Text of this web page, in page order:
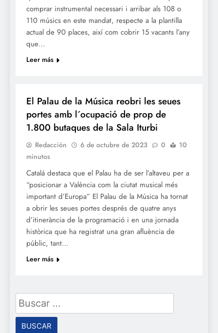
comprar instrumental necessari i arribar als 108 o
110 músics en este mandat, respecte a la plantilla
actual de 90 places, així com cobrir 15 vacants l’any
que…
Leer más
El Palau de la Música reobri les seues
portes amb l´ocupació de prop de
1.800 butaques de la Sala Iturbi
Redacción 6 de octubre de 2023 0
10
minutos
Catalá destaca que el Palau ha de ser l’altaveu per a
“posicionar a València com la ciutat musical més
important d’Europa” El Palau de la Música ha tornat
a obrir les seues portes després de quatre anys
d’itinerància de la programació i en una jornada
històrica que ha registrat una gran afluència de
públic, tant…
Leer más
Buscar: